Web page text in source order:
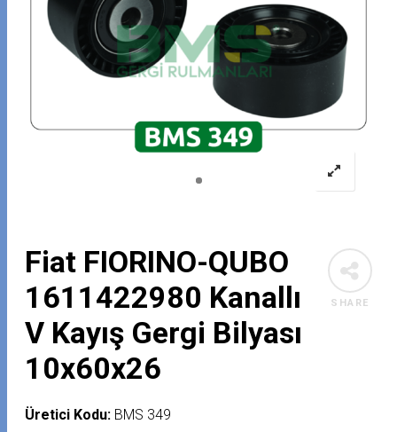
SHARE
Fiat FIORINO-QUBO
1611422980 Kanallı
V Kayış Gergi Bilyası
10x60x26
Üretici Kodu: BMS 349